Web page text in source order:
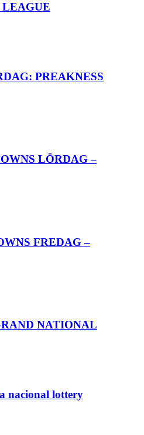
LEAGUE
PREAKNESS
LÖRDAG –
FREDAG –
NATIONAL
nacional lottery